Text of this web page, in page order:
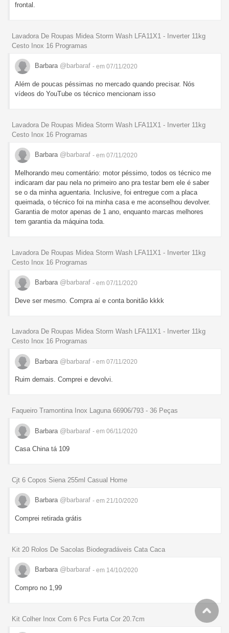
frontal.
Lavadora De Roupas Midea Storm Wash LFA11X1 - Inverter 11kg
Cesto Inox 16 Programas
Barbara @barbaraf - em 07/11/2020
Além de poucas péssimas no mercado quando precisar. Nós
vídeos do YouTube os técnico mencionam isso
Lavadora De Roupas Midea Storm Wash LFA11X1 - Inverter 11kg
Cesto Inox 16 Programas
Barbara @barbaraf - em 07/11/2020
Melhorando meu comentário: motor péssimo, todos os técnico me
indicaram dar pau nela no primeiro ano pra testar bem ele é saber
se o da minha aguentaria. Inclusive, foi entregue com a placa
queimada, o técnico foi na minha casa e me aconselhou devolver.
Garantia de motor apenas de 1 ano, enquanto marcas melhores
tem garantia da máquina toda.
Lavadora De Roupas Midea Storm Wash LFA11X1 - Inverter 11kg
Cesto Inox 16 Programas
Barbara @barbaraf - em 07/11/2020
Deve ser mesmo. Compra aí e conta bonitão kkkk
Lavadora De Roupas Midea Storm Wash LFA11X1 - Inverter 11kg
Cesto Inox 16 Programas
Barbara @barbaraf - em 07/11/2020
Ruim demais. Comprei e devolvi.
Faqueiro Tramontina Inox Laguna 66906/793 - 36 Peças
Barbara @barbaraf - em 06/11/2020
Casa China tá 109
Cjt 6 Copos Siena 255ml Casual Home
Barbara @barbaraf - em 21/10/2020
Comprei retirada grátis
Kit 20 Rolos De Sacolas Biodegradáveis Cata Caca
Barbara @barbaraf - em 14/10/2020
Compro no 1,99
Kit Colher Inox Com 6 Pcs Furta Cor 20.7cm